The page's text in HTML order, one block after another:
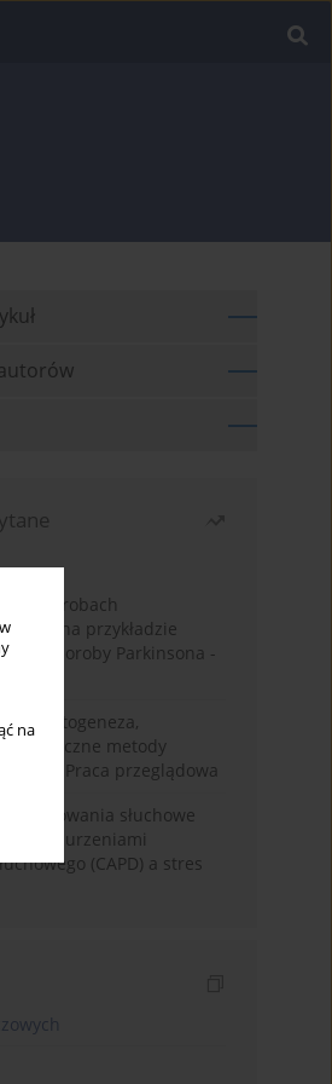
na
w chorobach
na przykładzie
i choroby Parkinsona -
– patogeneza,
metody
Praca przeglądowa
i zachowania słuchowe
zaburzeniami
(CAPD) a stres